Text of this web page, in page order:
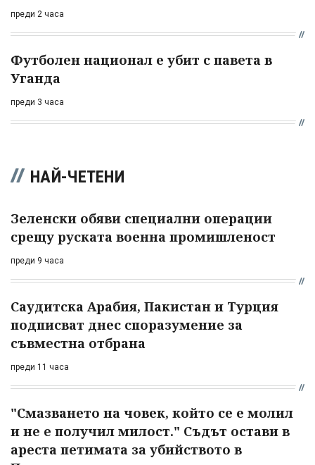
преди 2 часа
Футболен национал е убит с павета в
Уганда
преди 3 часа
НАЙ-ЧЕТЕНИ
Зеленски обяви специални операции
срещу руската военна промишленост
преди 9 часа
Саудитска Арабия, Пакистан и Турция
подписват днес споразумение за
съвместна отбрана
преди 11 часа
"Смазването на човек, който се е молил
и не е получил милост." Съдът остави в
ареста петимата за убийството в